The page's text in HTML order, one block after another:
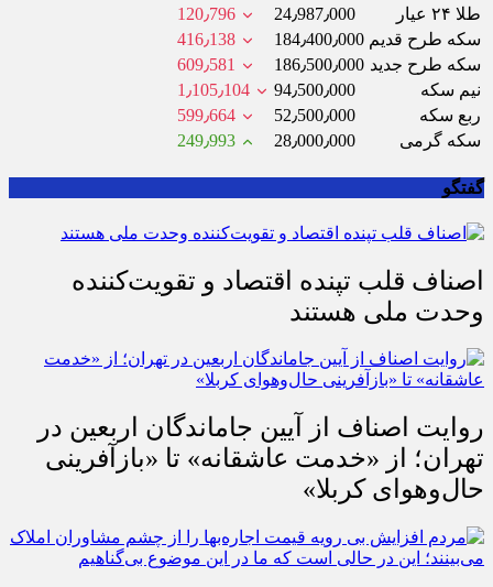
طلا ۲۴ عیار
24٫987٫000
120٫796
سکه طرح قدیم 184٫400٫000
416٫138
سکه طرح جدید 186٫500٫000
609٫581
نیم سکه
94٫500٫000
1٫105٫104
ربع سکه
52٫500٫000
599٫664
سکه گرمی
28٫000٫000 249٫993
گفتگو
اصناف قلب تپنده اقتصاد و تقویت‌کننده
وحدت ملی هستند
روایت اصناف از آیین جاماندگان اربعین در
تهران؛ از «خدمت عاشقانه» تا «بازآفرینی
حال‌وهوای کربلا»